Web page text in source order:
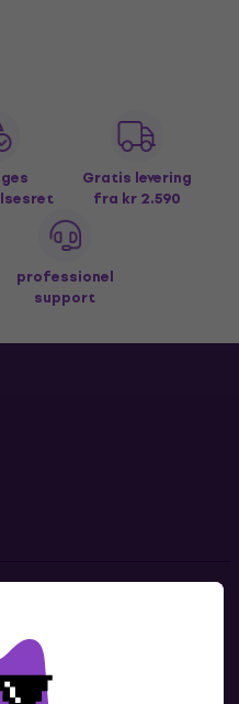
Gratis levering
fra kr 2.590
professionel
support
os